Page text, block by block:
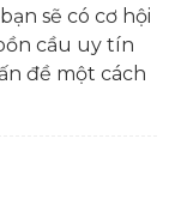
sẽ có cơ hội
cầu uy tín
đề một cách